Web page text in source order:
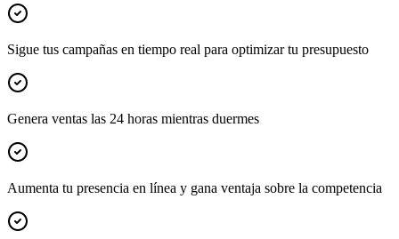
Sigue tus campañas en tiempo real para optimizar tu presupuesto
Genera ventas las 24 horas mientras duermes
Aumenta tu presencia en línea y gana ventaja sobre la competencia